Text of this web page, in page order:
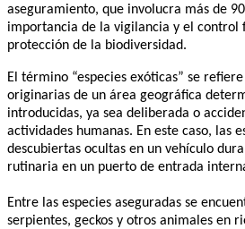
aseguramiento, que involucra más de
importancia de la vigilancia y el control
protección de la biodiversidad.
El término “especies exóticas” se
originarias de un área geográfica
introducidas, ya sea deliberada o
actividades humanas. En este caso, las
descubiertas ocultas en un vehículo
rutinaria en un puerto de entrada
Entre las especies aseguradas se
serpientes, geckos y otros animales en